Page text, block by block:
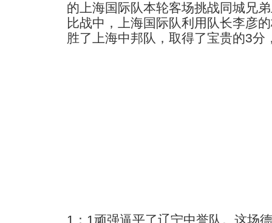
的上海国际队本轮客场挑战同城兄
比战中，上海国际队利用队长李彦
胜了上海中邦队，取得了宝贵的3分
1：1顽强逼平了辽宁中誉队。这场